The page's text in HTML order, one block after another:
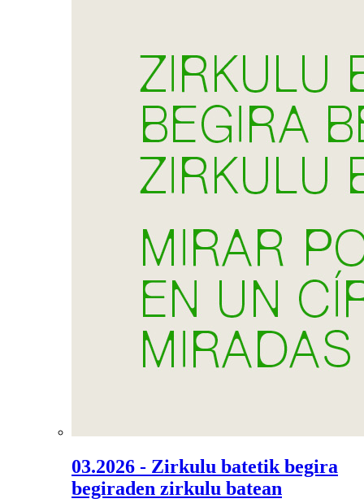
03.2026 - Zirkulu batetik begira
begiraden zirkulu batean